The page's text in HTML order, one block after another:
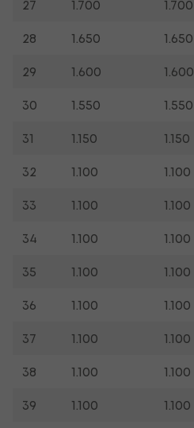
27 1.700 1.700
28 1.650 1.650
29 1.600 1.600
30 1.550 1.550
31 1.150 1.150
32 1.100 1.100
33 1.100 1.100
34 1.100 1.100
35 1.100 1.100
36 1.100 1.100
37 1.100 1.100
38 1.100 1.100
39 1.100 1.100